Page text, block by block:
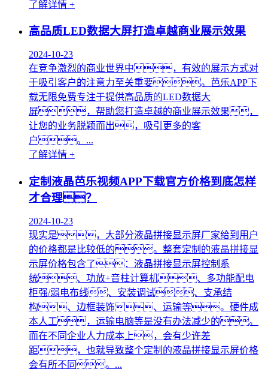
了解详情 +
高品质LED数据大屏打造卓越商业展示效果
2024-10-23
在竞争激烈的商业世界中，有效的展示方式对
于吸引客户的注意力至关重要。芭乐APP下
载无限免费专注于提供高品质的LED数据大
屏，帮助您打造卓越的商业展示效果，
让您的业务脱颖而出，吸引更多的客
户。...
了解详情 +
定制液晶芭乐视频APP下载官方价格到底怎样
才合理？
2024-10-23
现实是，大部分液晶拼接显示屏厂家给到用户
的价格都是比较低的。整套定制的液晶拼接显
示屏价格包含了：液晶拼接显示屏控制系
统、功放+音柱计算机、多功能配电
柜强/弱电布线、安装调试、支承结
构、边框装饰、运输等。硬件成
本人工，运输电脑等是没有办法减少的。
而在不同企业人力成本上，会有少许差
距，也就导致整个定制的液晶拼接显示屏价格
会有所不同。...